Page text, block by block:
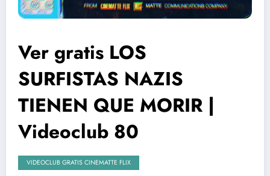
Ver gratis LOS
SURFISTAS NAZIS
TIENEN QUE MORIR |
Videoclub 80
VIDEOCLUB GRATIS CINEMATTE FLIX